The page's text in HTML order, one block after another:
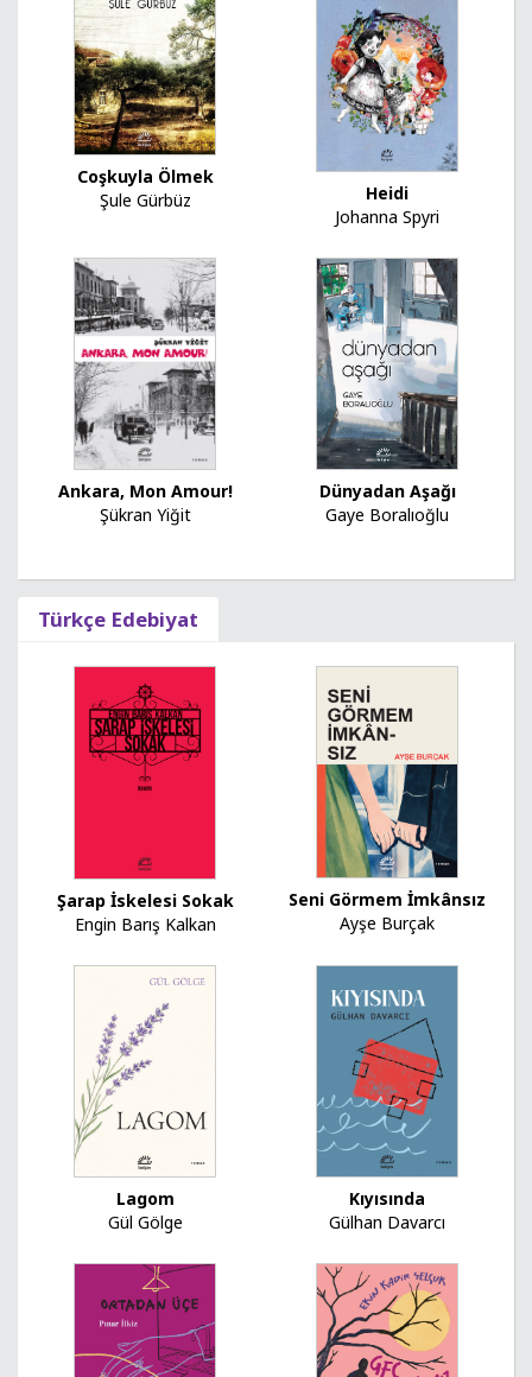
Coşkuyla Ölmek
Şule Gürbüz
Heidi
Johanna Spyri
Ankara, Mon Amour!
Şükran Yiğit
Dünyadan Aşağı
Gaye Boralıoğlu
Türkçe Edebiyat
Şarap İskelesi Sokak
Engin Barış Kalkan
Seni Görmem İmkânsız
Ayşe Burçak
Lagom
Gül Gölge
Kıyısında
Gülhan Davarcı